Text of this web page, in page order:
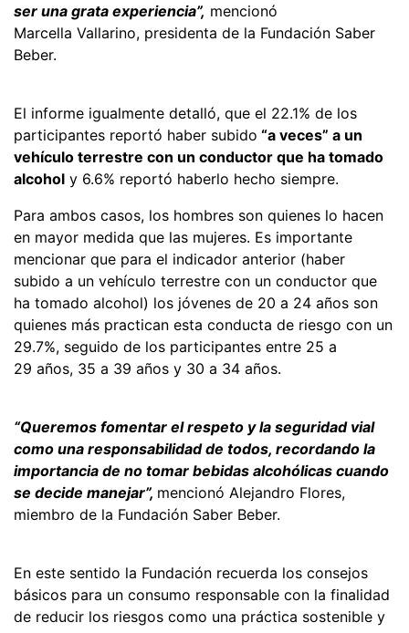
ser una grata experiencia”, mencionó
Marcella Vallarino, presidenta de la Fundación Saber
Beber.
El informe igualmente detalló, que el 22.1% de los
participantes reportó haber subido “a veces” a un
vehículo terrestre con un conductor que ha tomado
alcohol y 6.6% reportó haberlo hecho siempre.
Para ambos casos, los hombres son quienes lo hacen
en mayor medida que las mujeres. Es importante
mencionar que para el indicador anterior (haber
subido a un vehículo terrestre con un conductor que
ha tomado alcohol) los jóvenes de 20 a 24 años son
quienes más practican esta conducta de riesgo con un
29.7%, seguido de los participantes entre 25 a
29 años, 35 a 39 años y 30 a 34 años.
“Queremos fomentar el respeto y la seguridad vial
como una responsabilidad de todos, recordando la
importancia de no tomar bebidas alcohólicas cuando
se decide manejar”, mencionó Alejandro Flores,
miembro de la Fundación Saber Beber.
En este sentido la Fundación recuerda los consejos
básicos para un consumo responsable con la finalidad
de reducir los riesgos como una práctica sostenible y